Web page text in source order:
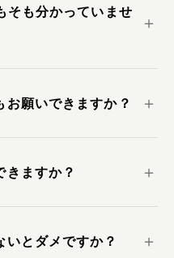
そも分かっていませ
＋
お願いできますか？ ＋
きますか？ ＋
とダメですか？ ＋